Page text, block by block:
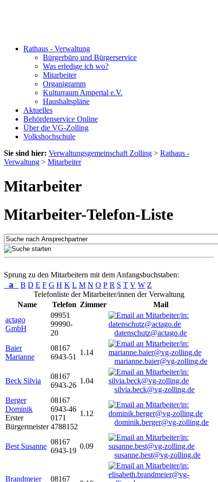
Rathaus - Verwaltung
Bürgerbüro und Bürgerservice
Was erledige ich wo?
Mitarbeiter
Organigramm
Kulturraum Ampertal e.V.
Haushaltspläne
Aktuelles
Behördenservice Online
Über die VG-Zolling
Volkshochschule
Sie sind hier: Verwaltungsgemeinschaft Zolling > Rathaus -
Verwaltung > Mitarbeiter
Mitarbeiter
Mitarbeiter-Telefon-Liste
Sprung zu den Mitarbeitern mit dem Anfangsbuchstaben:
a B D E F G H K L M N O P R S T V W Z
Telefonliste der Mitarbeiter/innen der Verwaltung
Name
Telefon Zimmer
Mail
actago
GmbH
09951
99990-
20
datenschutz@actago.de
Baier
Marianne
08167
6943-51
1.14
marianne.baier@vg-zolling.de
Beck Silvia
08167
6943-26
1.04
silvia.beck@vg-zolling.de
Berger
Dominik
Erster
Bürgermeister
08167
6943-46
0171
4788152
1.12
dominik.berger@vg-zolling.de
Best Susanne
08167
6943-19
0.09
susanne.best@vg-zolling.de
Brandmeier
08167